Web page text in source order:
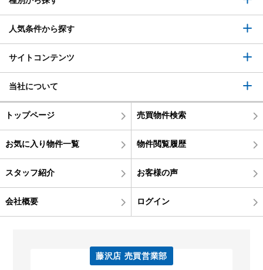
人気条件から探す
サイトコンテンツ
当社について
トップページ 売買物件検索
お気に入り物件一覧 物件閲覧履歴
スタッフ紹介 お客様の声
会社概要 ログイン
藤沢店 売買営業部